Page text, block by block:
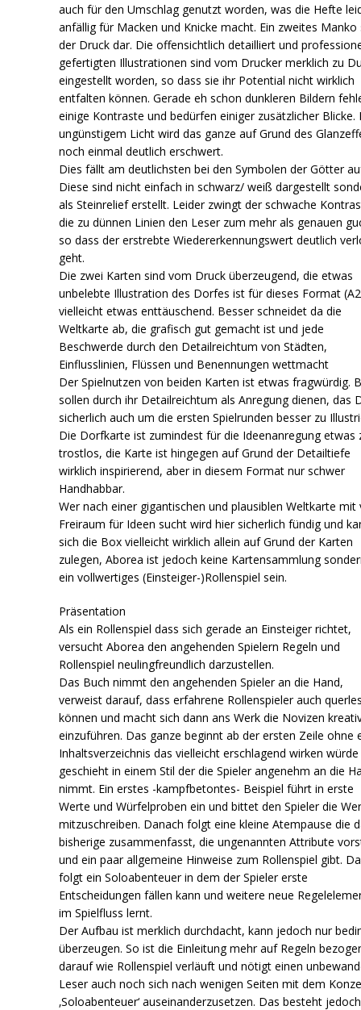
auch für den Umschlag genutzt worden, was die Hefte
anfällig für Macken und Knicke macht. Ein zweites Manko
der Druck dar. Die offensichtlich detailliert und
gefertigten Illustrationen sind vom Drucker merklich zu
eingestellt worden, so dass sie ihr Potential nicht wirklich
entfalten können. Gerade eh schon dunkleren Bildern
einige Kontraste und bedürfen einiger zusätzlicher Blicke.
ungünstigem Licht wird das ganze auf Grund des
noch einmal deutlich erschwert.
Dies fällt am deutlichsten bei den Symbolen der Götter
Diese sind nicht einfach in schwarz/ weiß dargestellt
als Steinrelief erstellt. Leider zwingt der schwache
die zu dünnen Linien den Leser zum mehr als genauen
so dass der erstrebte Wiedererkennungswert deutlich
geht.
Die zwei Karten sind vom Druck überzeugend, die etwas
unbelebte Illustration des Dorfes ist für dieses Format
vielleicht etwas enttäuschend. Besser schneidet da die
Weltkarte ab, die grafisch gut gemacht ist und jede
Beschwerde durch den Detailreichtum von Städten,
Einflusslinien, Flüssen und Benennungen wettmacht
Der Spielnutzen von beiden Karten ist etwas fragwürdig.
sollen durch ihr Detailreichtum als Anregung dienen, das
sicherlich auch um die ersten Spielrunden besser zu
Die Dorfkarte ist zumindest für die Ideenanregung etwas
trostlos, die Karte ist hingegen auf Grund der Detailtiefe
wirklich inspirierend, aber in diesem Format nur schwer
Handhabbar.
Wer nach einer gigantischen und plausiblen Weltkarte mit
Freiraum für Ideen sucht wird hier sicherlich fündig und
sich die Box vielleicht wirklich allein auf Grund der Karten
zulegen, Aborea ist jedoch keine Kartensammlung
ein vollwertiges (Einsteiger-)Rollenspiel sein.
Präsentation
Als ein Rollenspiel dass sich gerade an Einsteiger richtet,
versucht Aborea den angehenden Spielern Regeln und
Rollenspiel neulingfreundlich darzustellen.
Das Buch nimmt den angehenden Spieler an die Hand,
verweist darauf, dass erfahrene Rollenspieler auch
können und macht sich dann ans Werk die Novizen
einzuführen. Das ganze beginnt ab der ersten Zeile ohne
Inhaltsverzeichnis das vielleicht erschlagend wirken
geschieht in einem Stil der die Spieler angenehm an die
nimmt. Ein erstes -kampfbetontes- Beispiel führt in erste
Werte und Würfelproben ein und bittet den Spieler die
mitzuschreiben. Danach folgt eine kleine Atempause die
bisherige zusammenfasst, die ungenannten Attribute
und ein paar allgemeine Hinweise zum Rollenspiel gibt.
folgt ein Soloabenteuer in dem der Spieler erste
Entscheidungen fällen kann und weitere neue
im Spielfluss lernt.
Der Aufbau ist merklich durchdacht, kann jedoch nur
überzeugen. So ist die Einleitung mehr auf Regeln
darauf wie Rollenspiel verläuft und nötigt einen
Leser auch noch sich nach wenigen Seiten mit dem
‚Soloabenteuer‘ auseinanderzusetzen. Das besteht